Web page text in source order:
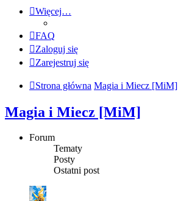
Więcej…
FAQ
Zaloguj się
Zarejestruj się
Strona główna Magia i Miecz [MiM]
Magia i Miecz [MiM]
Forum
Tematy
Posty
Ostatni post